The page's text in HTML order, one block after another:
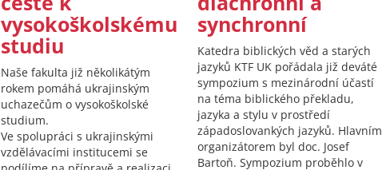
vysokoškolskému
studiu
Naše fakulta již několikátým
rokem pomáhá ukrajinským
uchazečům o vysokoškolské
studium.
Ve spolupráci s ukrajinskými
vzdělávacími institucemi se
synchronní
Katedra biblických věd a starých
jazyků KTF UK pořádala již deváté
sympozium s mezinárodní účastí
na téma biblického překladu,
jazyka a stylu v prostředí
západoslovankých jazyků. Hlavním
organizátorem byl doc. Josef
Bartoň. Sympozium proběhlo v